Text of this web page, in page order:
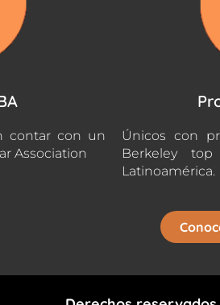
contar con un
Association
Únicos con
Berkeley
Latinoamérica.